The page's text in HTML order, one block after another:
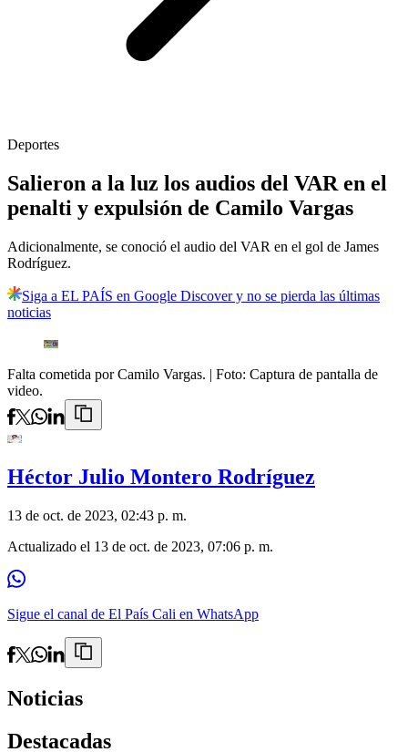
Deportes
Salieron a la luz los audios del VAR en el
penalti y expulsión de Camilo Vargas
Adicionalmente, se conoció el audio del VAR en el gol de James
Rodríguez.
Siga a EL PAÍS en Google Discover y no se pierda las últimas
noticias
Falta cometida por Camilo Vargas. | Foto: Captura de pantalla de
video.
Héctor Julio Montero Rodríguez
13 de oct. de 2023, 02:43 p. m.
Actualizado el 13 de oct. de 2023, 07:06 p. m.
Sigue el canal de El País Cali en WhatsApp
Noticias
Destacadas